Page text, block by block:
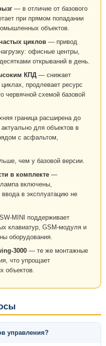
— в отличие от базового
при прямом попадании
объектов.
циклов — привод
офисные центры,
открываний в день.
КПД — снижает
продлевает ресурс
червячной схемой базовой
граница расширена до
для объектов в
с асфальтом,
чем у базовой версии.
в комплекте —
включены,
в эксплуатацию не
MINI поддерживает
клавиатур, GSM-модуля и
оборудования.
3000 — те же монтажные
что упрощает
объектов.
управления?